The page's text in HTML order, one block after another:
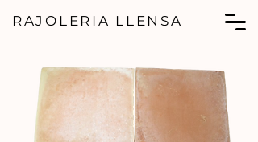
RAJOLERIA LLENSA